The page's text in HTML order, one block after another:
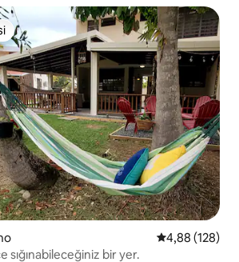
5 üzerinden
4,88 (128)
sığınabileceğiniz bir yer.